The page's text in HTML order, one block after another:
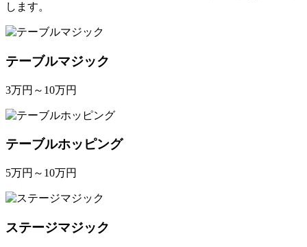
します。
テーブルマジック
3万円～10万円
テーブルホッピング
5万円～10万円
ステージマジック